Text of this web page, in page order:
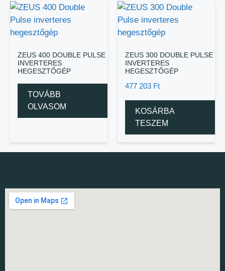
ZEUS 400 DOUBLE PULSE
INVERTERES
HEGESZTŐGÉP
TOVÁBB
OLVASOM
ZEUS 300 DOUBLE PULSE
INVERTERES
HEGESZTŐGÉP
477 203 Ft
KOSÁRBA
TESZEM